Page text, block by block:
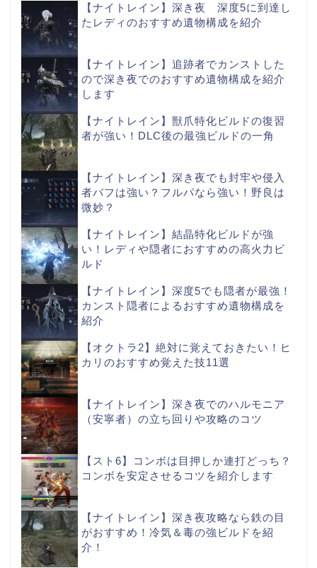
【ナイトレイン】深き夜 深度5に到達し
たレディのおすすめ遺物構成を紹介
【ナイトレイン】追跡者でカンストした
ので深き夜でのおすすめ遺物構成を紹介
します
【ナイトレイン】獣爪特化ビルドの復習
者が強い！DLC後の最強ビルドの一角
【ナイトレイン】深き夜でも封牢や侵入
者バフは強い？フルパなら強い！野良は
微妙？
【ナイトレイン】結晶特化ビルドが強
い！レディや隠者におすすめの高火力ビ
ルド
【ナイトレイン】深度5でも隠者が最強！
カンスト隠者によるおすすめ遺物構成を
紹介
【オクトラ2】絶対に覚えておきたい！ヒ
カリのおすすめ覚えた技11選
【ナイトレイン】深き夜でのハルモニア
（安寧者）の立ち回りや攻略のコツ
【スト6】コンボは目押しか連打どっち？
コンボを安定させるコツを紹介します
【ナイトレイン】深き夜攻略なら鉄の目
がおすすめ！冷気＆毒の強ビルドを紹
介！